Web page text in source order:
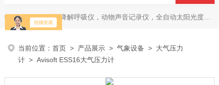
热门关键词：微生物降解呼吸仪，动物声音记录仪，全自动太阳光度计，牛奶分析仪，牛奶体细胞测定仪，质构仪，高胶强度测定仪
当前位置：首页 > 产品展示 >气象设备 > 大气压力
计 > Avisoft ESS16大气压力计